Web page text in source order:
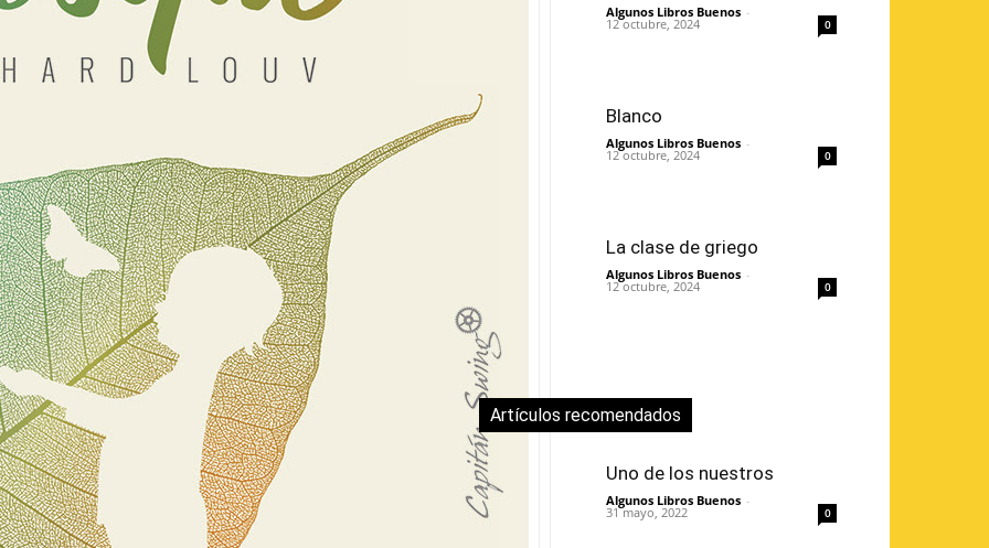
Algunos Libros Buenos -
12 octubre, 2024 0
Blanco
Algunos Libros Buenos -
12 octubre, 2024 0
La clase de griego
Algunos Libros Buenos -
12 octubre, 2024 0
Artículos recomendados
Uno de los nuestros
Algunos Libros Buenos -
31 mayo, 2022 0